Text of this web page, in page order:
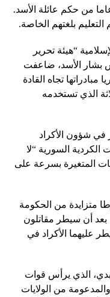
الأكراد تمييزا خلال أكثر من 50 عاما من حكم عائلة الأسد.
بلغتهم الخاصة.
“هيئة تحرير
بشار الأسد، ضاعفت
تجاه القادة
الذي تستخدمه
في شؤون الأكراد
السورية “لا
المتغيرة بسرعة على
متزايدة من الحكومة
بعد أن سيطر مقاتلون
عليهما الأكراد في
الذي يرأس قوات
والمدعومة من الولايات